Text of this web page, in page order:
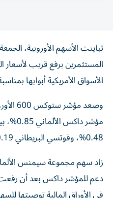
تباينت الأسهم الأوروبية،
المستثمرين برفع قريب لأسعار
الأسواق الأمريكية أبوابها
مؤشر
0.48%، وفوتسي البريطاني 0.19%.
دعم للمؤشر داكس بعد أن